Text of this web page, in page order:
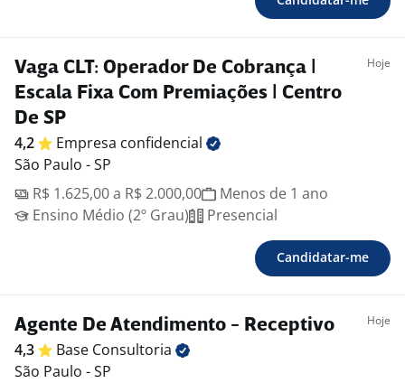
Vaga CLT: Operador De Cobrança |
Escala Fixa Com Premiações | Centro
De SP
Hoje
4,2 Empresa confidencial
São Paulo - SP
R$ 1.625,00 a R$ 2.000,00
Menos de 1 ano
Ensino Médio (2º Grau)
Presencial
Candidatar-me
Agente De Atendimento - Receptivo Hoje
4,3 Base Consultoria
São Paulo - SP